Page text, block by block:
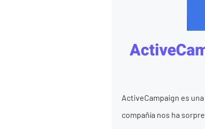
ActiveCampaign es
compañía nos ha